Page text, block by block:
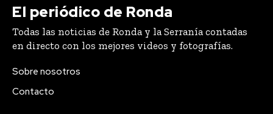
El periódico de Ronda
Todas las noticias de Ronda y la Serranía contadas
en directo con los mejores videos y fotografías.
Sobre nosotros
Contacto